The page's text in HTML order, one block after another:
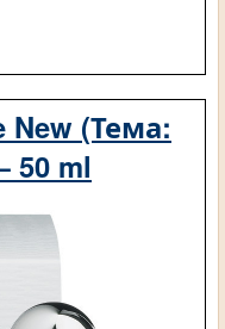
New (Тема:
50 ml